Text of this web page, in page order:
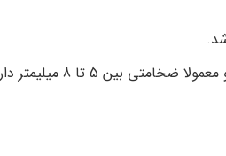
5 تا 8 میلیمتر دارد.